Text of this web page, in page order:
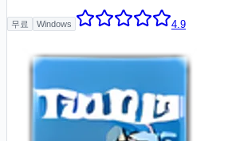
무료 Windows 4.9